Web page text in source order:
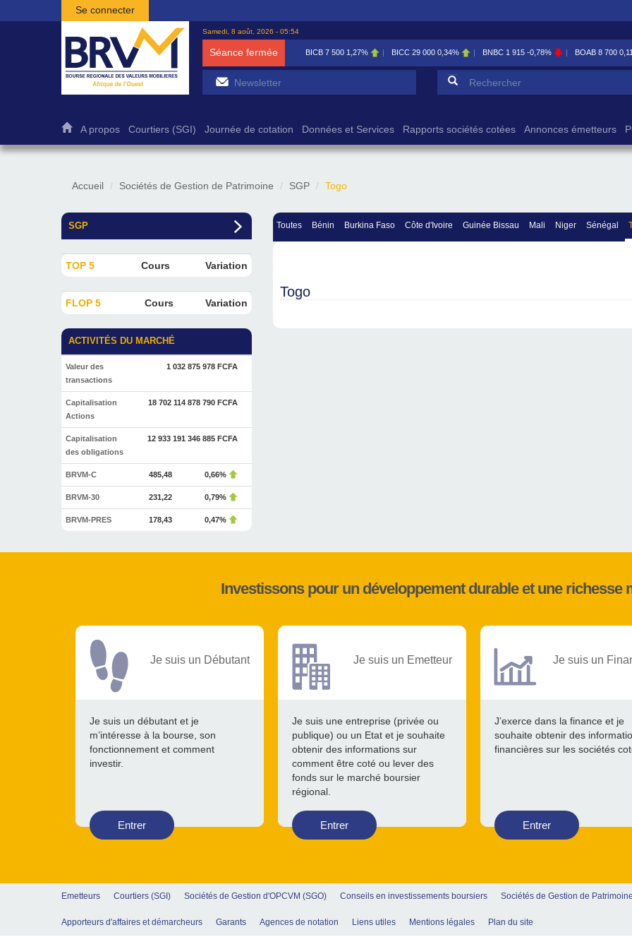
Aller au contenu principal
Se connecter
Samedi, 8 août, 2026 - 05:54
Séance fermée BICB 7 500 1,27% BICC 29 000 0,34% BNBC 1 915 -0,78% BOAB 8 700
Formulaire de
A propos Courtiers (SGI) Journée de cotation Données et Services Rapports sociétés cotées Annonces émetteurs
Accueil Sociétés de Gestion de Patrimoine SGP Togo
SGP
TOP 5 Cours Variation
FLOP 5 Cours Variation
ACTIVITÉS DU MARCHÉ
Valeur des
transactions
1 032 875 978 FCFA
Capitalisation
Actions
18 702 114 878 790 FCFA
Capitalisation
des obligations
12 933 191 346 885 FCFA
BRVM-C 485,48 0,66%
BRVM-30 231,22 0,79%
BRVM-PRES 178,43 0,47%
Toutes Bénin Burkina Faso Côte d'Ivoire Guinée Bissau Mali Niger Sénégal
Togo
Investissons pour un développement durable et une richesse
Je suis un Débutant
Je suis un débutant et je
m’intéresse à la bourse, son
fonctionnement et comment
investir.
Entrer
Je suis un Emetteur
Je suis une entreprise (privée ou
publique) ou un Etat et je souhaite
obtenir des informations sur
comment être coté ou lever des
fonds sur le marché boursier
régional.
Entrer
Je suis un
J’exerce dans la finance et je
souhaite obtenir des
financières sur les sociétés
Entrer
Emetteurs Courtiers (SGI) Sociétés de Gestion d'OPCVM (SGO) Conseils en investissements boursiers Sociétés de Gestion de Patrimoine
Apporteurs d'affaires et démarcheurs Garants Agences de notation Liens utiles Mentions légales Plan du site